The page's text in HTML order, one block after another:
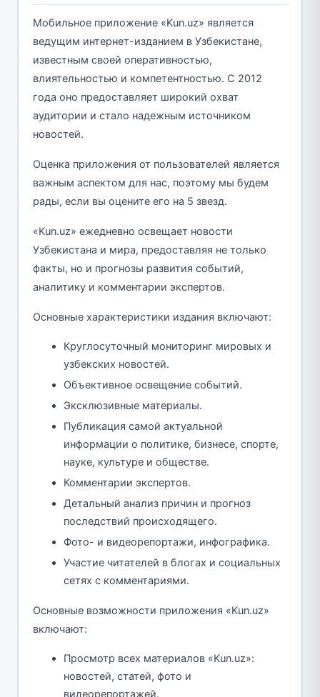
Мобильное приложение «Kun.uz» является
ведущим интернет-изданием в Узбекистане,
известным своей оперативностью,
влиятельностью и компетентностью. С 2012
года оно предоставляет широкий охват
аудитории и стало надежным источником
новостей.
Оценка приложения от пользователей является
важным аспектом для нас, поэтому мы будем
рады, если вы оцените его на 5 звезд.
«Kun.uz» ежедневно освещает новости
Узбекистана и мира, предоставляя не только
факты, но и прогнозы развития событий,
аналитику и комментарии экспертов.
Основные характеристики издания включают:
Круглосуточный мониторинг мировых и
узбекских новостей.
Объективное освещение событий.
Эксклюзивные материалы.
Публикация самой актуальной
информации о политике, бизнесе, спорте,
науке, культуре и обществе.
Комментарии экспертов.
Детальный анализ причин и прогноз
последствий происходящего.
Фото- и видеорепортажи, инфографика.
Участие читателей в блогах и социальных
сетях с комментариями.
Основные возможности приложения «Kun.uz»
включают:
Просмотр всех материалов «Kun.uz»:
новостей, статей, фото и